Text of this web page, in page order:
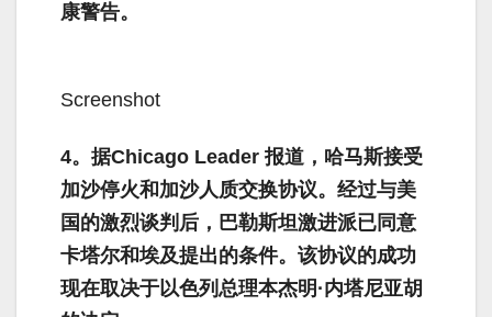
康警告。
Screenshot
4。据Chicago Leader 报道，哈马斯接受
加沙停火和加沙人质交换协议。经过与美
国的激烈谈判后，巴勒斯坦激进派已同意
卡塔尔和埃及提出的条件。该协议的成功
现在取决于以色列总理本杰明·内塔尼亚胡